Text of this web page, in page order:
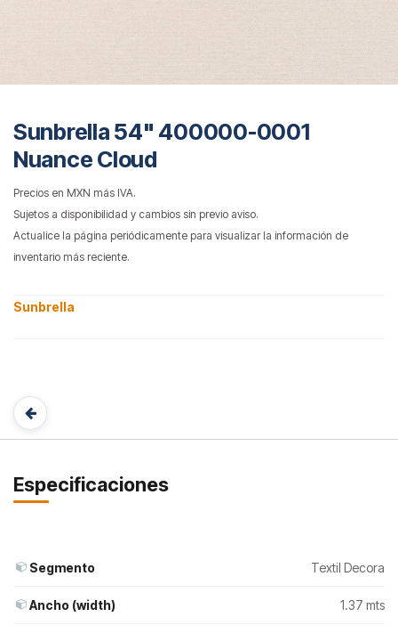
Sunbrella 54" 400000-0001
Nuance Cloud
Precios en MXN más IVA.
Sujetos a disponibilidad y cambios sin previo aviso.
Actualice la página periódicamente para visualizar la información de
inventario más reciente.
Sunbrella
Especificaciones
Segmento Textil Decora
Ancho (width) 1.37 mts